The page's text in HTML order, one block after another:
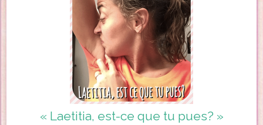
« Laetitia, est-ce que tu pues? »